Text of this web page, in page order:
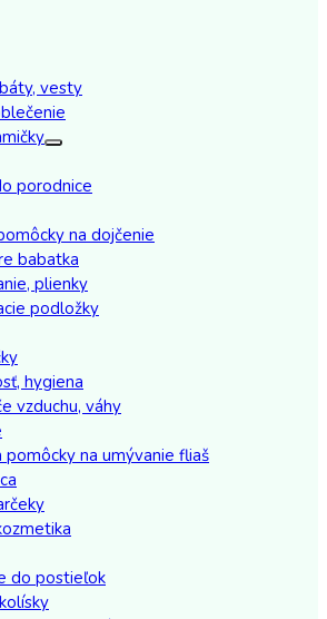
vesty
porodnice
na dojčenie
babatka
plienky
podložky
hygiena
vzduchu, váhy
na umývanie fliaš
do postieľok